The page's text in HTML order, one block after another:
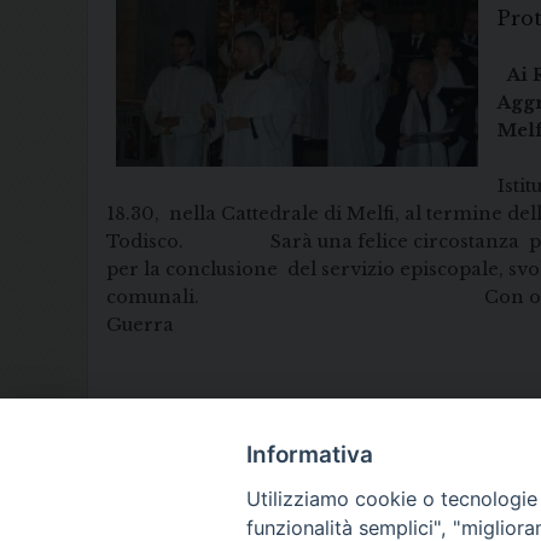
Ai
18.30, nella Cattedrale di Melfi, al termine
Todisco. Sarà una felice circostanza per
per la conclusione del servizio episcopale,
comunali. Con
Guerra
Informativa
Utilizziamo cookie o
funzionalità semplici",